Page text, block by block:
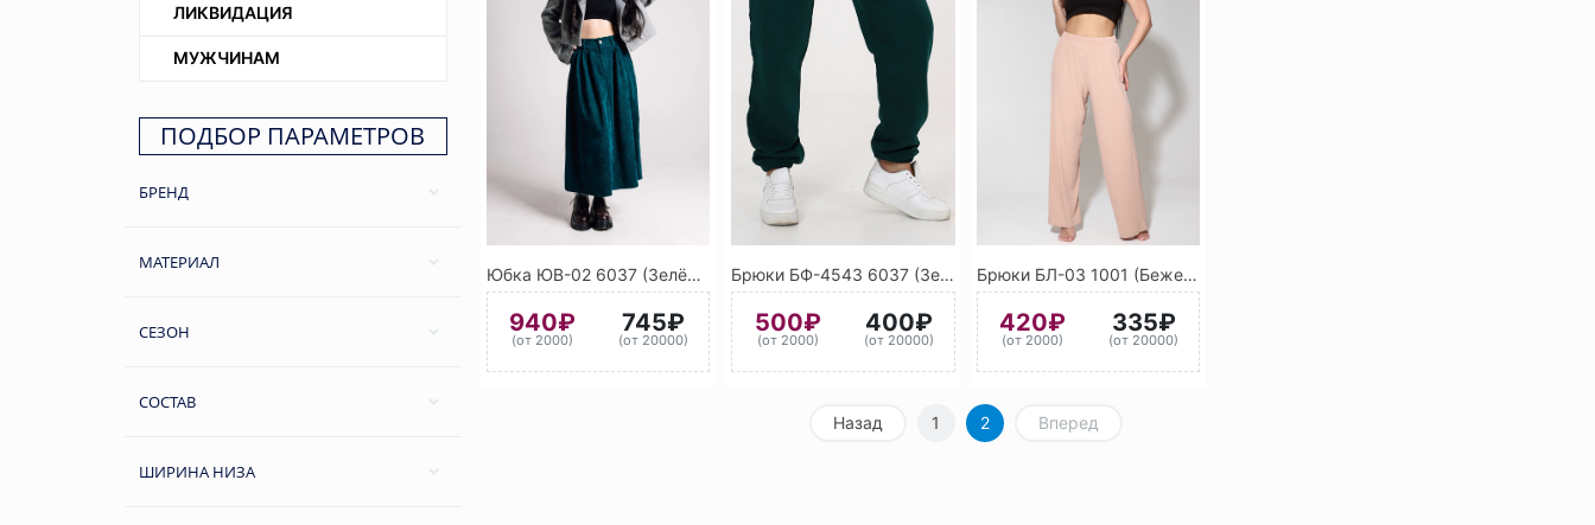
ЛИКВИДАЦИЯ
МУЖЧИНАМ
ПОДБОР ПАРАМЕТРОВ
БРЕНД
МАТЕРИАЛ
СЕЗОН
СОСТАВ
ШИРИНА НИЗА
Юбка ЮВ-02 6037 (Зелёный)
940₽
(от 2000)
745₽
(от 20000)
Брюки БФ-4543 6037 (Зелёный)
500₽
(от 2000)
400₽
(от 20000)
Брюки БЛ-03 1001 (Бежевый)
420₽
(от 2000)
335₽
(от 20000)
Назад 1 2 Вперед